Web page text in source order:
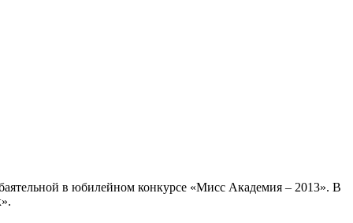
в юбилейном конкурсе «Мисс Академия – 2013». В